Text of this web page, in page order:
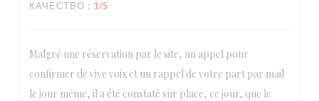
КАЧЕСТВО : 1/5
Malgré une réservation par le site, un appel pour
confirmer de vive voix et un rappel de votre part par mail
le jour même, il a été constaté sur place, ce jour, que le